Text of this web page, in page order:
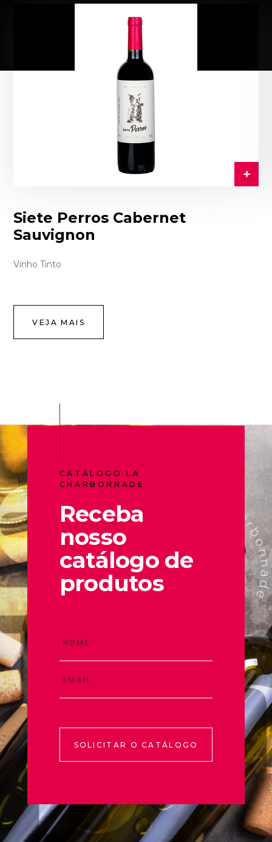
Siete Perros Cabernet
Sauvignon
Vinho Tinto
VEJA MAIS
CATÁLOGO LA
CHARBONNADE
Receba
nosso
catálogo de
produtos
SOLICITAR O CATÁLOGO